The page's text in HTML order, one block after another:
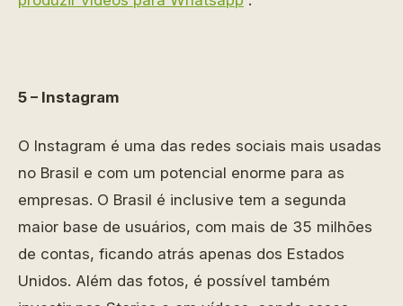
5 – Instagram
O Instagram é uma das redes sociais mais usadas
no Brasil e com um potencial enorme para as
empresas. O Brasil é inclusive tem a segunda
maior base de usuários, com mais de 35 milhões
de contas, ficando atrás apenas dos Estados
Unidos. Além das fotos, é possível também